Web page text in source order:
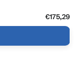
€175,29